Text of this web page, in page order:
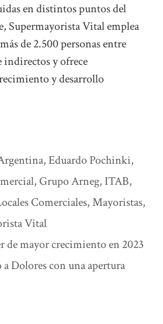
en distintos puntos del
Supermayorista Vital emplea
de 2.500 personas entre
indirectos y ofrece
y desarrollo
,Eduardo Pochinki,
, Grupo Arneg, ITAB,
Comerciales,Mayoristas,
Vital
de mayor crecimiento en 2023
Dolores con una apertura